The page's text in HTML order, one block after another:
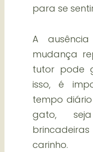
para se
A
mudança
tutor pode
isso, é
tempo
gato,
carinho.